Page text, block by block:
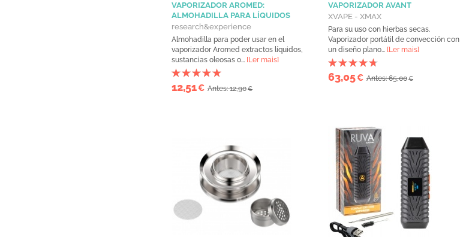
VAPORIZADOR AROMED:
ALMOHADILLA PARA LÍQUIDOS
research&experience
Almohadilla para poder usar en el
vaporizador Aromed extractos líquidos,
sustancias oleosas o... [Ler mais]
12,51€ Antes: 12,90€
VAPORIZADOR AVANT
XVAPE - XMAX
Para su uso con hierbas secas.
Vaporizador portátil de convección con
un diseño plano... [Ler mais]
63,05€ Antes: 65,00€